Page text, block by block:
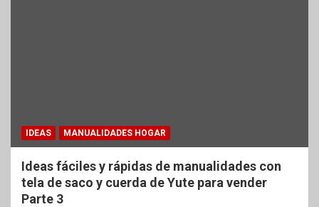
IDEAS MANUALIDADES HOGAR
Ideas fáciles y rápidas de manualidades con
tela de saco y cuerda de Yute para vender
Parte 3